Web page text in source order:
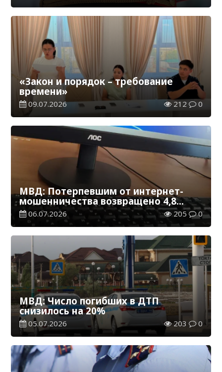
«Закон и порядок – требование
времени»
09.07.2026 212 0
МВД: Потерпевшим от интернет-
мошенничества возвращено 4,8
млрд тенге
06.07.2026 205 0
МВД: Число погибших в ДТП
снизилось на 20%
05.07.2026 203 0